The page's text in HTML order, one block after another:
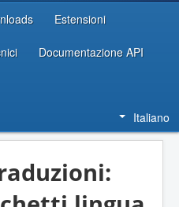
Estensioni
Documentazione API
Italiano